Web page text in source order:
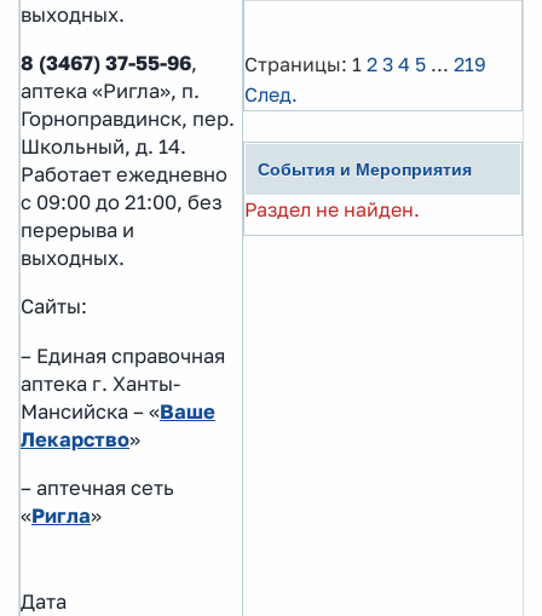
выходных.
8 (3467) 37-55-96,
аптека «Ригла», п.
Горноправдинск, пер.
Школьный, д. 14.
Работает ежедневно
с 09:00 до 21:00, без
перерыва и
выходных.
Сайты:
– Единая справочная
аптека г. Ханты-
Мансийска – «Ваше
Лекарство»
– аптечная сеть
«Ригла»
Дата
Страницы: 1 2 3 4 5 ... 219
След.
События и Мероприятия
Раздел не найден.